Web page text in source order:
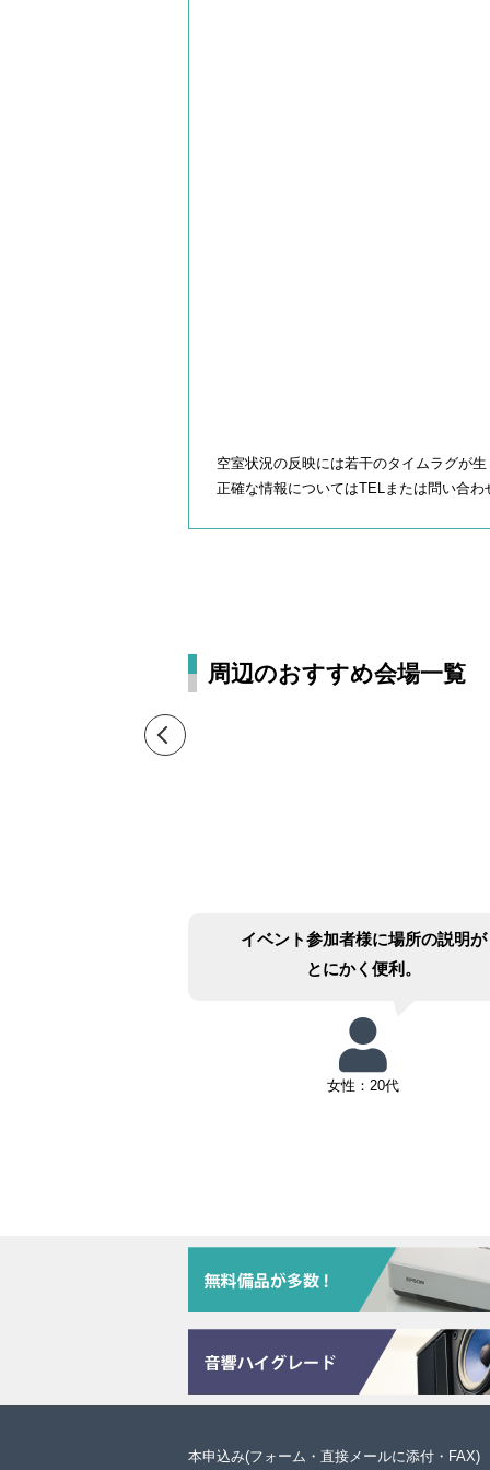
空室状況の反映には若干のタイムラグが
正確な情報についてはTELまたは問い合
周辺のおすすめ会場一覧
イベント参加者様に場所の説明が
とにかく便利。
女性：20代
本申込み(フォーム・直接メールに添付・FAX)